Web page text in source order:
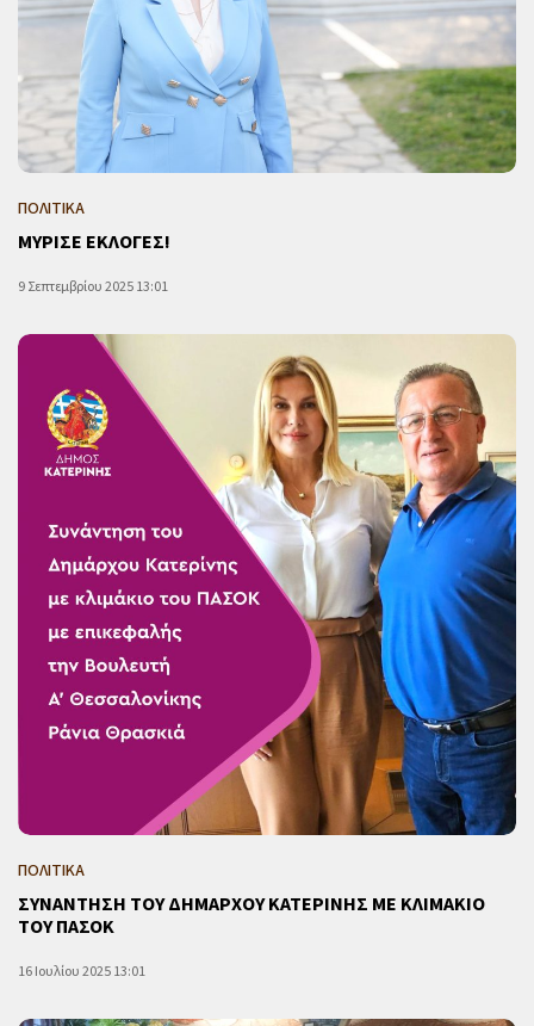
ΠΟΛΙΤΙΚΑ
ΜΥΡΙΣΕ ΕΚΛΟΓΕΣ!
9 Σεπτεμβρίου 2025 13:01
ΠΟΛΙΤΙΚΑ
ΣΥΝΑΝΤΗΣΗ ΤΟΥ ΔΗΜΑΡΧΟΥ ΚΑΤΕΡΙΝΗΣ ΜΕ ΚΛΙΜΑΚΙΟ
ΤΟΥ ΠΑΣΟΚ
16 Ιουλίου 2025 13:01